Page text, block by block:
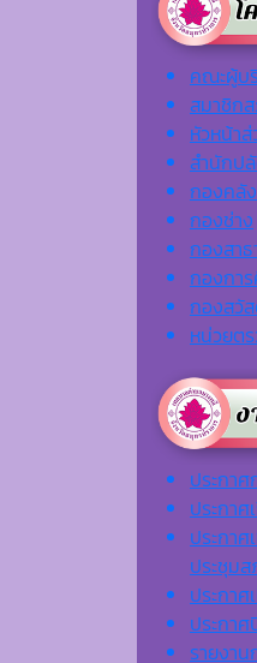
คณะผู้บ
สมาชิก
หัวหน้า
สำนักป
กองคลัง
กองช่าง
กองสา
กองกา
กองสวั
หน่วยต
ประกา
ประกาศ
ประกา
ประชุมส
ประกาศ
ประกา
รายงาน